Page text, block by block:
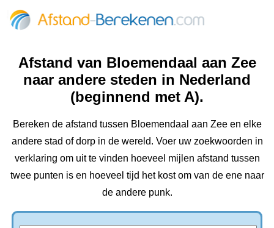
Afstand van Bloemendaal aan Zee
naar andere steden in Nederland
(beginnend met A).
Bereken de afstand tussen Bloemendaal aan Zee en elke
andere stad of dorp in de wereld. Voer uw zoekwoorden in
verklaring om uit te vinden hoeveel mijlen afstand tussen
twee punten is en hoeveel tijd het kost om van de ene naar
de andere punk.